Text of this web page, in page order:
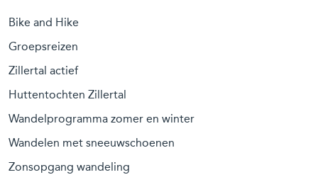
Bike and Hike
Groepsreizen
Zillertal actief
Huttentochten Zillertal
Wandelprogramma zomer en winter
Wandelen met sneeuwschoenen
Zonsopgang wandeling